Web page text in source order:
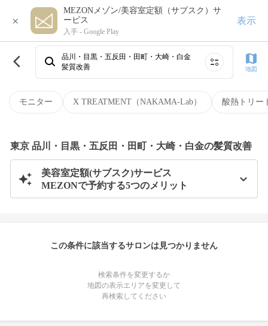
×
MEZONメゾン/美容室定額（サブスク）サ
ービス
入手 - Google Play
表示
モニター X TREATMENT（NAKAMA-Lab） 酸熱トリー
品川・目黒・五反田・田町・大崎・白金
髪質改善
地図
東京 品川・目黒・五反田・田町・大崎・白金の髪質改善
美容室定額(サブスク)サービス
MEZONで予約する5つのメリット
この条件に該当するサロンは見つかりません
検索条件を変更するか
地図の表示エリアを変更して
再検索してください